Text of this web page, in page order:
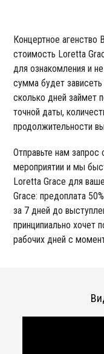
Концертное агенство
стоимость Loretta
для ознакомления и
сумма будет
сколько дней займет
точной даты,
продолжительности
Отправьте нам
мероприятии и мы
Loretta Grace для
Grace: предоплата
за 7 дней до
принципиально хочет
рабочих дней с